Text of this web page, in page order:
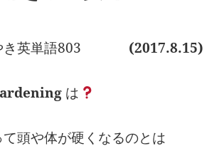
き英単語803 (2017.8.15)
は
頭や体が硬くなるのとは